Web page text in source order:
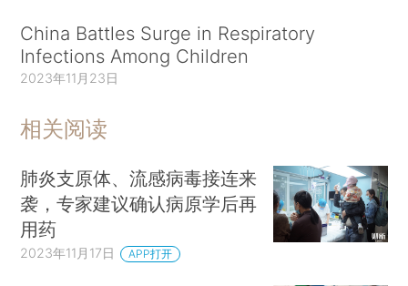
China Battles Surge in Respiratory
Infections Among Children
2023年11月23日
相关阅读
肺炎支原体、流感病毒接连来
袭，专家建议确认病原学后再
用药
2023年11月17日 APP打开